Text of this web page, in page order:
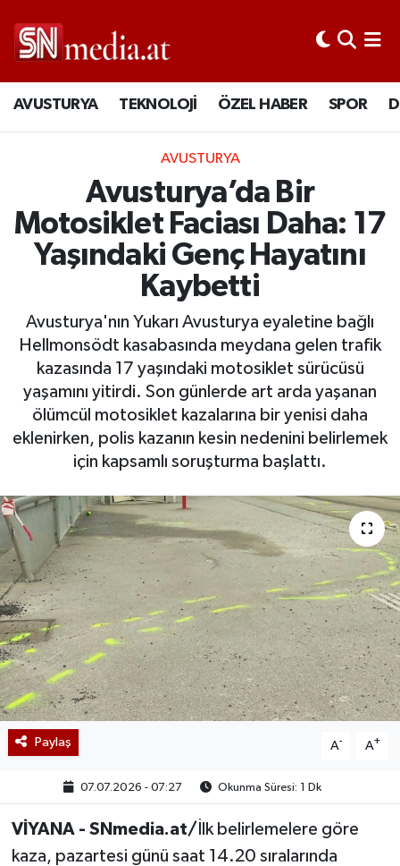
AVUSTURYA TEKNOLOJİ ÖZEL HABER SPOR
AVUSTURYA
Avusturya’da Bir
Motosiklet Faciası Daha: 17
Yaşındaki Genç Hayatını
Kaybetti
Avusturya'nın Yukarı Avusturya eyaletine bağlı
Hellmonsödt kasabasında meydana gelen trafik
kazasında 17 yaşındaki motosiklet sürücüsü
yaşamını yitirdi. Son günlerde art arda yaşanan
ölümcül motosiklet kazalarına bir yenisi daha
eklenirken, polis kazanın kesin nedenini belirlemek
için kapsamlı soruşturma başlattı.
Paylaş A- A+
07.07.2026 - 07:27 Okunma Süresi: 1 Dk
VİYANA - SNmedia.at/ İlk belirlemelere göre
kaza, pazartesi günü saat 14.20 sıralarında